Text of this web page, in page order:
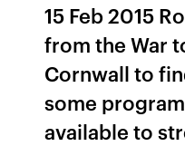
15 Feb 2015
from the War
Cornwall to
some
available to